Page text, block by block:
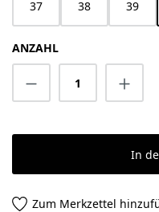
37 38 39
ANZAHL
Produkt Anzahl:
In
Zum Merkzettel